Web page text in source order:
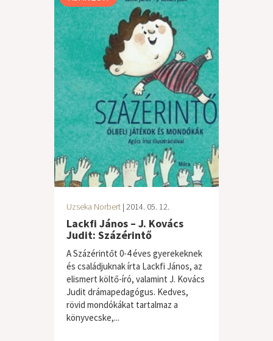
Uzseka Norbert | 2014. 05. 12.
Lackfi János – J. Kovács
Judit: Százérintő
A Százérintőt 0-4 éves gyerekeknek
és családjuknak írta Lackfi János, az
elismert költő-író, valamint J. Kovács
Judit drámapedagógus. Kedves,
rövid mondókákat tartalmaz a
könyvecske,...